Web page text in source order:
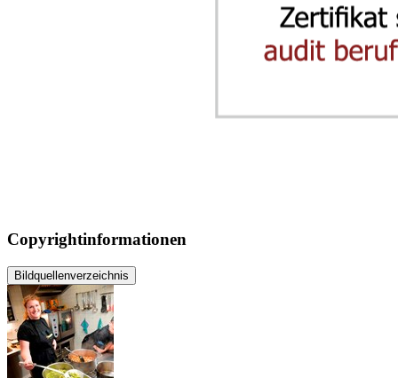
Copyrightinformationen
Bildquellenverzeichnis